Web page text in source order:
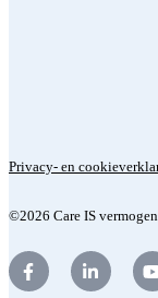
Privacy- en
©2026 Care IS